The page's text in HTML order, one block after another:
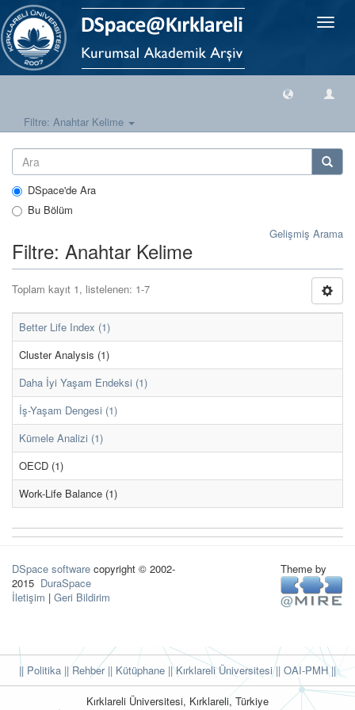
Geçiş
Filtre: Anahtar Kelime
DSpace'de Ara
Bu Bölüm
Gelişmiş Arama
Filtre: Anahtar Kelime
Toplam kayıt 1, listelenen: 1-7
Better Life Index (1)
Cluster Analysis (1)
Daha İyi Yaşam Endeksi (1)
İş-Yaşam Dengesi (1)
Kümele Analizi (1)
OECD (1)
Work-Life Balance (1)
DSpace software copyright © 2002-
2015 DuraSpace
İletişim | Geri Bildirim
Theme by
|| Politika || Rehber|| Kütüphane || Kırklareli Üniversitesi || OAI-PMH ||
Kırklareli Üniversitesi, Kırklareli, Türkiye